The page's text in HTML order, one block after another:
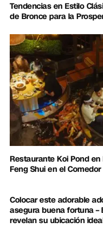
Tendencias en Estilo
de Bronce para la
Restaurante Koi Pond
Feng Shui en el Comedor
Colocar este adorable
asegura buena fortuna –
revelan su ubicación